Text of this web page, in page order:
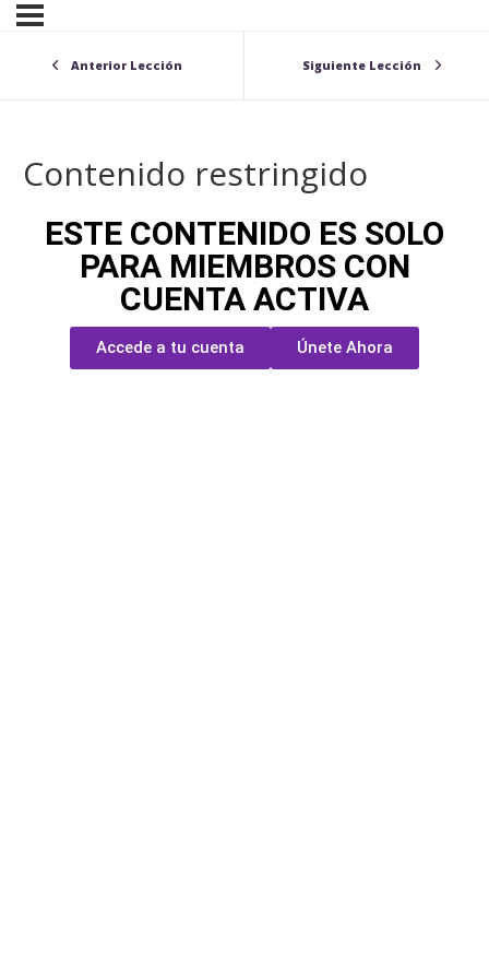
Anterior Lección Siguiente Lección
Contenido restringido
ESTE CONTENIDO ES SOLO
PARA MIEMBROS CON
CUENTA ACTIVA
Accede a tu cuenta Únete Ahora